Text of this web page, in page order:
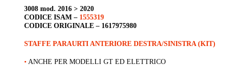
3008 mod. 2016 > 2020
CODICE ISAM – 1555319
CODICE ORIGINALE – 1617975980
STAFFE PARAURTI ANTERIORE DESTRA/SINISTRA (KIT)
• ANCHE PER MODELLI GT ED ELETTRICO